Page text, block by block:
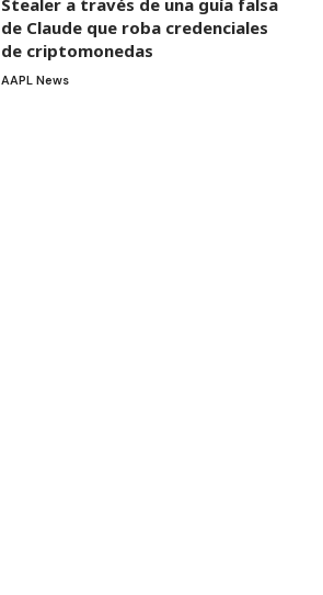
de Claude que roba credenciales
de criptomonedas
AAPL News